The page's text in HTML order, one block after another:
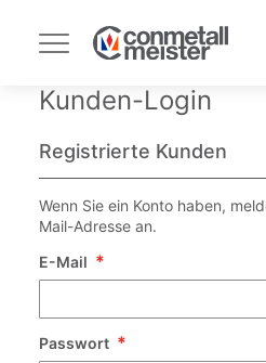
Navigation
umschalten
Kunden-Login
Registrierte Kunden
Wenn Sie ein Konto haben,
Mail-Adresse an.
E-Mail
Passwort